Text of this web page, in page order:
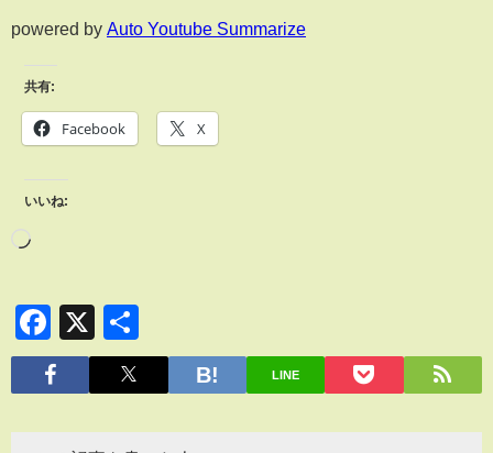
powered by Auto Youtube Summarize
共有:
Facebook X
いいね:
Facebook
X
有
LINE